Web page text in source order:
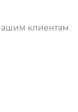
клиентам